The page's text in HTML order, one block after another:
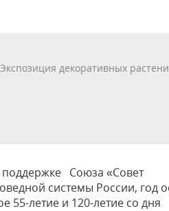
Направления деятельности
Платные услуги
Зоны для парусного спорта
Коллекции
Конкурсы и акции
Газета «Переславские
Партнерские инициативы
Проекты
Сводные данные по
Интерактивная карта
Биоразнообразие
Интерактивная карта
Категории путешественников
Жилой дом
Экспозиция декоративных
поддержке Союза «Совет
системы России, год
55-летие и 120-летие со дня